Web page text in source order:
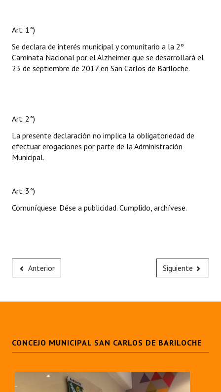
Art. 1°)
Se declara de interés municipal y comunitario a la 2º
Caminata Nacional por el Alzheimer que se desarrollará el
23 de septiembre de 2017 en San Carlos de Bariloche.
Art. 2°)
La presente declaración no implica la obligatoriedad de
efectuar erogaciones por parte de la Administración
Municipal.
Art. 3°)
Comuníquese. Dése a publicidad. Cumplido, archívese.
Anterior Siguiente
CONCEJO MUNICIPAL SAN CARLOS DE BARILOCHE